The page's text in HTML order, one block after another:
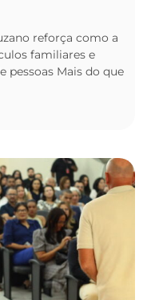
reforça como a
familiares e
pessoas Mais do que